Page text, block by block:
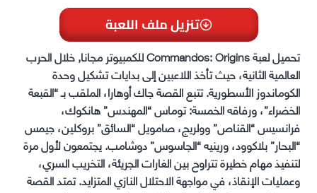
تنزيل ملف اللعبة
تحميل لعبة Commandos: Origins للكمبيوتر مجانا, خلال الحرب
العالمية الثانية، حيث تأخذ اللاعبين إلى بدايات تشكيل وحدة
الكوماندوز الأسطورية. تتبع القصة جاك أوهارا، الملقب بـ “القبعة
الخضراء”، ورفاقه الخمسة: توماس “المهندس” هانكوك،
فرانسيس “القناص” وولريج، صامويل “السائق” بروكلين، جيمس
“البحار” بلاكوود، ورينيه “الجاسوس” دوشامب. يجتمعون لأول مرة
لتنفيذ مهام خطيرة تتراوح بين الغارات الجريئة، التخريب السري،
وعمليات الإنقاذ، في مواجهة الاحتلال النازي المتزايد. تمتد القصة